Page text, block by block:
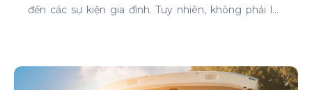
đến các sự kiện gia đình. Tuy nhiên, không phải lúc
cao điểm khi thuê xe ô tô và những lưu ý để thuê xe